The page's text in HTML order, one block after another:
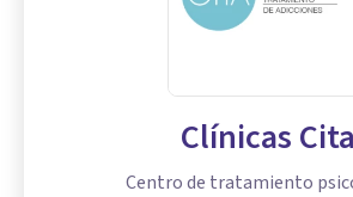
Clínicas Cita
Centro de tratamiento